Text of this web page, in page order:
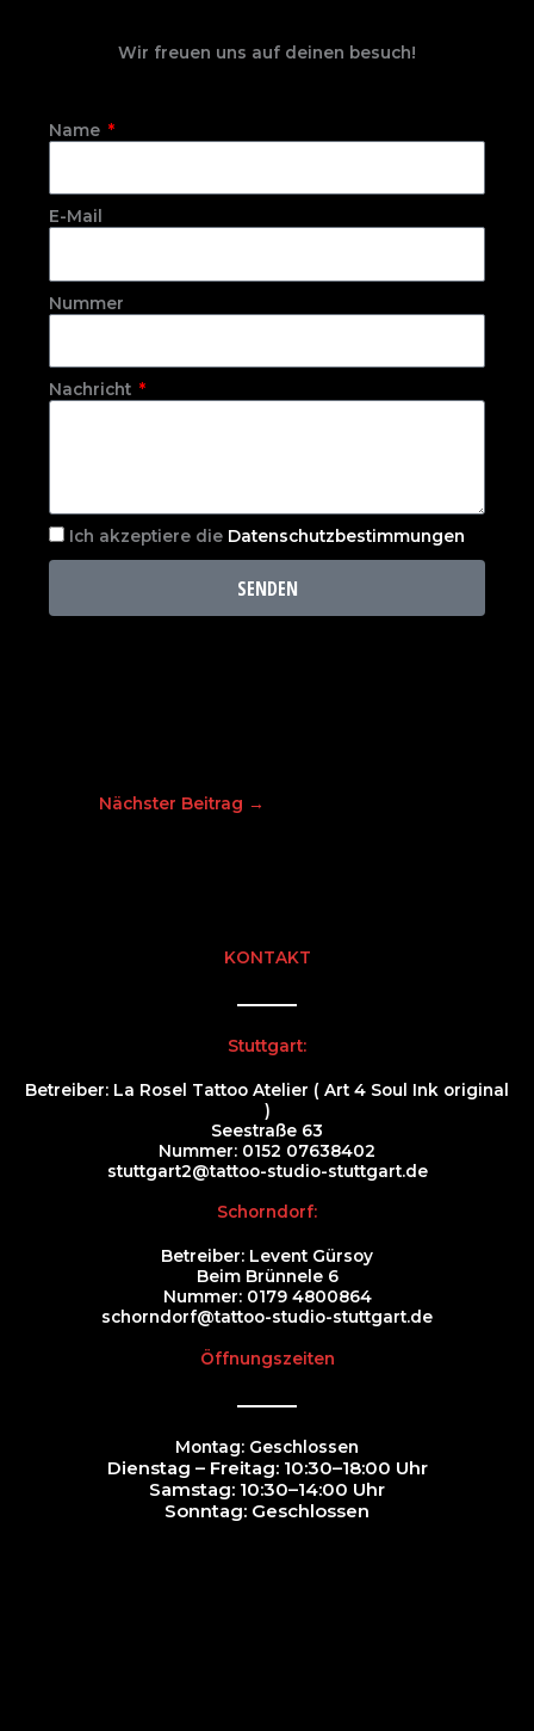
Wir freuen uns auf deinen besuch!
Name
E-Mail
Nummer
Nachricht
Ich akzeptiere die Datenschutzbestimmungen
SENDEN
Nächster Beitrag →
KONTAKT
Stuttgart:
Betreiber: La Rosel Tattoo Atelier ( Art 4 Soul Ink original
)
Seestraße 63
Nummer: 0152 07638402
stuttgart2@tattoo-studio-stuttgart.de
Schorndorf:
Betreiber: Levent Gürsoy
Beim Brünnele 6
Nummer: 0179 4800864
schorndorf@tattoo-studio-stuttgart.de
Öffnungszeiten
Montag: Geschlossen
Dienstag – Freitag: 10:30–18:00 Uhr
Samstag: 10:30–14:00 Uhr
Sonntag: Geschlossen